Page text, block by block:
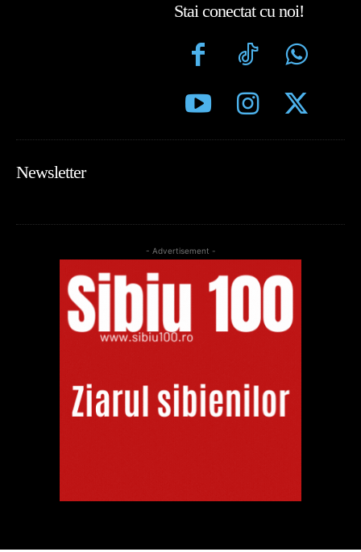
Stai conectat cu noi!
Newsletter
- Advertisement -